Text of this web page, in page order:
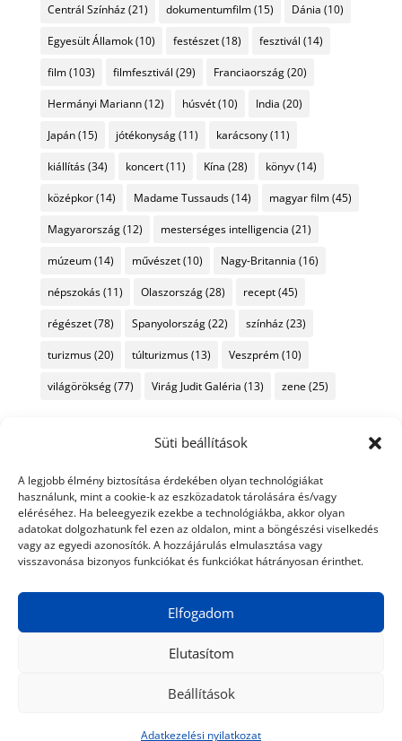
Süti beállítások
A legjobb élmény biztosítása érdekében olyan technológiákat
használunk, mint a cookie-k az eszközadatok tárolására és/vagy
eléréséhez. Ha beleegyezik ezekbe a technológiákba, akkor olyan
adatokat dolgozhatunk fel ezen az oldalon, mint a böngészési viselkedés
vagy az egyedi azonosítók. A hozzájárulás elmulasztása vagy
visszavonása bizonyos funkciókat és funkciókat hátrányosan érinthet.
Elfogadom
Elutasítom
Beállítások
Adatkezelési nyilatkozat
Centrál Színház(21) dokumentumfilm(15) Dánia (10)
Egyesült Államok(10) festészet(18) fesztivál (14)
film(103) filmfesztivál (29) Franciaország(20)
Hermányi Mariann(12) húsvét(10) India (20)
Japán(15) jótékonyság(11) karácsony(11)
kiállítás(34) koncert(11) Kína (28) könyv(14)
középkor(14) Madame Tussauds(14) magyar film(45)
Magyarország(12) mesterséges intelligencia (21)
múzeum(14) művészet(10) Nagy-Britannia (16)
népszokás(11) Olaszország(28) recept(45)
régészet(78) Spanyolország(22) színház(23)
turizmus(20) túlturizmus(13) Veszprém(10)
világörökség(77) Virág Judit Galéria (13) zene (25)
© 2024 Tiéd a Világ
Médiaajánlat